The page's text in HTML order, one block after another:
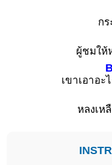
ก
ผู้ชมให้
เขาเอาอะไ
หลงเห